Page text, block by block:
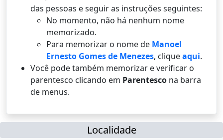
das pessoas e seguir as instruções seguintes:
No momento, não há nenhum nome
memorizado.
Para memorizar o nome de Manoel
Ernesto Gomes de Menezes, cliqueaqui.
Você pode também memorizar e verificar o
parentesco clicando em Parentesco na barra
de menus.
Localidade